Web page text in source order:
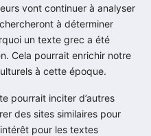
vont continuer à analyser
à déterminer
un texte grec a été
Cela pourrait enrichir notre
à cette époque.
pourrait inciter d’autres
des sites similaires pour
pour les textes